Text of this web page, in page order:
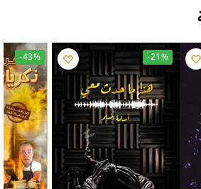
-21%
-43%